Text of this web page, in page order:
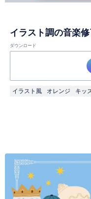
イラスト調の音楽
ダウンロード
イラスト風 オレンジ キッ